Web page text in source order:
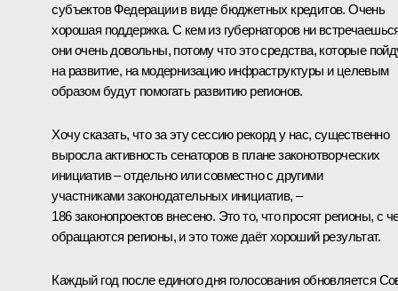
субъектов Федерации в виде бюджетных кредитов. Очень
хорошая поддержка. С кем из губернаторов ни
они очень довольны, потому что это средства, которые
на развитие, на модернизацию инфраструктуры и целевым
образом будут помогать развитию регионов.
Хочу сказать, что за эту сессию рекорд у нас, существенно
выросла активность сенаторов в плане законотворческих
инициатив – отдельно или совместно с другими
участниками законодательных инициатив, –
186 законопроектов внесено. Это то, что просят регионы, с
обращаются регионы, и это тоже даёт хороший результат.
Каждый год после единого дня голосования обновляется